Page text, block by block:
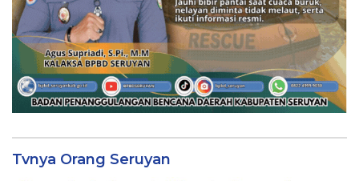
Tvnya Orang Seruyan